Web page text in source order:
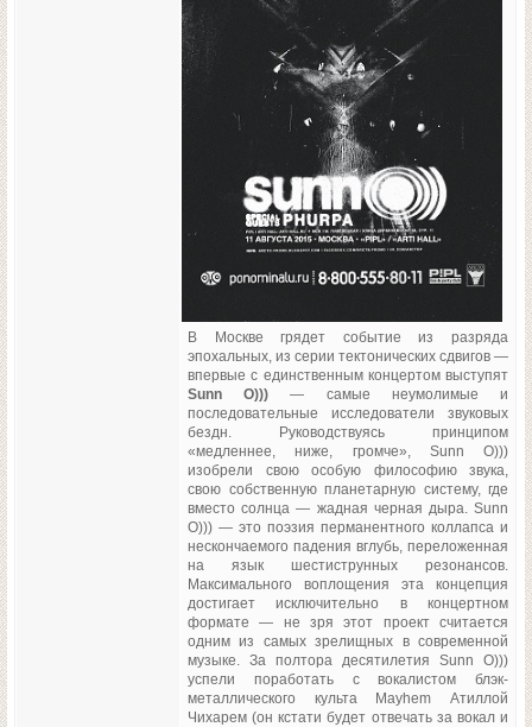
В Москве грядет событие из разряда
эпохальных, из серии тектонических сдвигов —
впервые с единственным концертом выступят
Sunn O))) — самые неумолимые и
последовательные исследователи звуковых
бездн. Руководствуясь принципом
«медленнее, ниже, громче», Sunn O)))
изобрели свою особую философию звука,
свою собственную планетарную систему, где
вместо солнца — жадная черная дыра. Sunn
O))) — это поэзия перманентного коллапса и
нескончаемого падения вглубь, переложенная
на язык шестиструнных резонансов.
Максимального воплощения эта концепция
достигает исключительно в концертном
формате — не зря этот проект считается
одним из самых зрелищных в современной
музыке. За полтора десятилетия Sunn O)))
успели поработать с вокалистом блэк-
металлического культа Mayhem Атиллой
Чихарем (он кстати будет отвечать за вокал и